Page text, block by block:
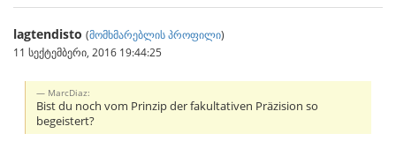
lagtendisto (მომხმარებლის პროფილი)
11 სექტემბერი, 2016 19:44:25
MarcDiaz:
Bist du noch vom Prinzip der fakultativen Präzision so
begeistert?